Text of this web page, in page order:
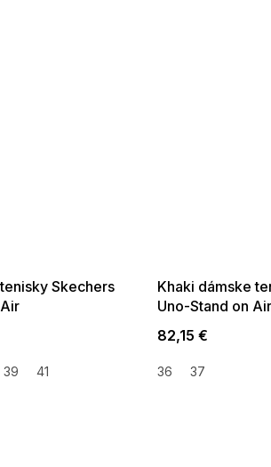
Skechers
39 41
Khaki dámske
Uno-Stand on Air
82,15 €
36 37